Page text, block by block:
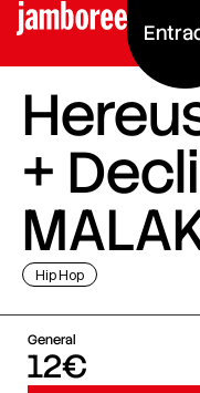
+
Hip Hop
General
12€